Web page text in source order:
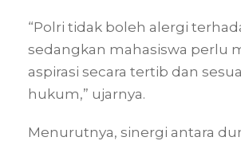
“Polri tidak boleh alergi
sedangkan mahasiswa perlu
aspirasi secara tertib dan
hukum,” ujarnya.
Menurutnya, sinergi antara